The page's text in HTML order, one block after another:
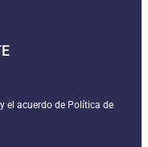
el acuerdo de Política de